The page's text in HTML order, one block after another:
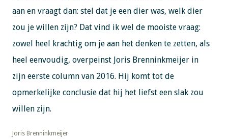
aan en vraagt dan: stel dat je een dier was, welk dier
zou je willen zijn? Dat vind ik wel de mooiste vraag:
zowel heel krachtig om je aan het denken te zetten, als
heel eenvoudig, overpeinst Joris Brenninkmeijer in
zijn eerste column van 2016. Hij komt tot de
opmerkelijke conclusie dat hij het liefst een slak zou
willen zijn.
​​​​​​​Joris Brenninkmeijer